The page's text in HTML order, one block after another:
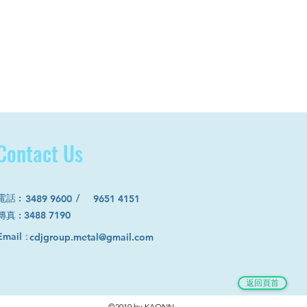
返回頁首
9651 4151
話 : /
：cdjgroup.metal@gmail.com
Us
3489 9600
真 : 3488 7190